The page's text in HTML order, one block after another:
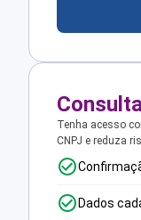
Tenha acesso
CNPJ e reduza
Dados